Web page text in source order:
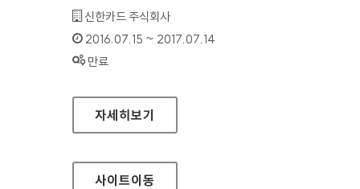
기관명 :
신한카드 주식회사
인증기간 :
2016.07.15 ~ 2017.07.14
상태 :
만료
신한카드 가맹점 홈페이지
자세히보기
사이트이동